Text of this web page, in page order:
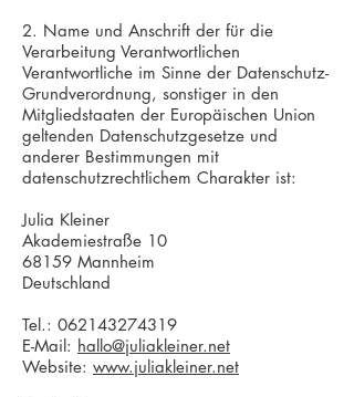
2. Name und Anschrift der für die
Verarbeitung Verantwortlichen
Verantwortliche im Sinne der Datenschutz-
Grundverordnung, sonstiger in den
Mitgliedstaaten der Europäischen Union
geltenden Datenschutzgesetze und
anderer Bestimmungen mit
datenschutzrechtlichem Charakter ist:
Julia Kleiner
Akademiestraße 10
68159 Mannheim
Deutschland
Tel.: 062143274319
E-Mail: hallo@juliakleiner.net
Website: www.juliakleiner.net